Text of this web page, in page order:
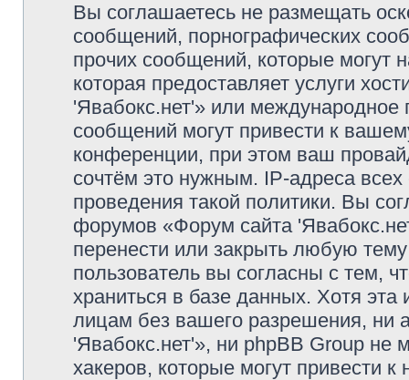
Вы соглашаетесь не размещать
сообщений, порнографических
прочих сообщений, которые могут
которая предоставляет услуги
'Явабокс.нет'» или
сообщений могут привести к
конференции, при этом ваш
сочтём это нужным. IP-адреса
проведения такой политики. Вы
форумов «Форум сайта
перенести или закрыть любую
пользователь вы согласны с тем,
храниться в базе данных. Хотя
лицам без вашего разрешения, ни
'Явабокс.нет'», ни phpBB Group не
хакеров, которые могут привести